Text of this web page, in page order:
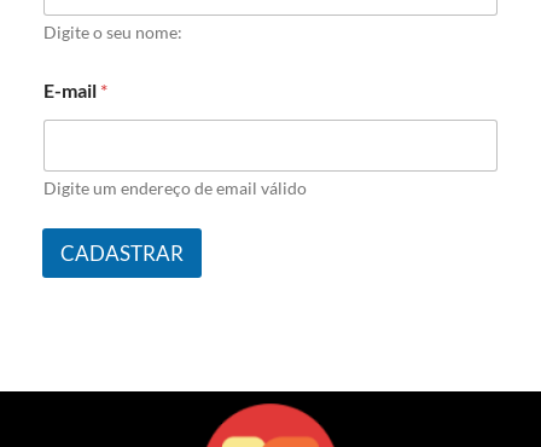
Digite o seu nome:
E-mail *
Digite um endereço de email válido
CADASTRAR